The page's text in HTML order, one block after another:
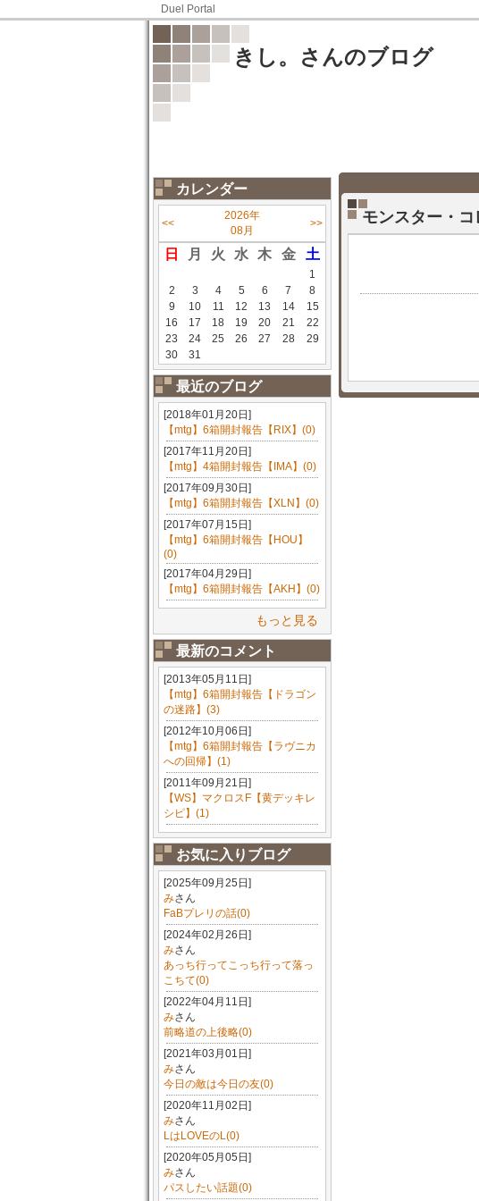
Duel Portal
きし。さんのブログ
カレンダー
<<
2026年
08月
>>
日 月 火 水 木 金 土
1
2
3 4 5 6 7
8
9
10 11 12 13 14
15
16
17 18 19 20 21
22
23
24 25 26 27 28
29
30
31
最近のブログ
[2018年01月20日]
【mtg】6箱開封報告【RIX】(0)
[2017年11月20日]
【mtg】4箱開封報告【IMA】(0)
[2017年09月30日]
【mtg】6箱開封報告【XLN】(0)
[2017年07月15日]
【mtg】6箱開封報告【HOU】
(0)
[2017年04月29日]
【mtg】6箱開封報告【AKH】(0)
もっと見る
最新のコメント
[2013年05月11日]
【mtg】6箱開封報告【ドラゴン
の迷路】(3)
[2012年10月06日]
【mtg】6箱開封報告【ラヴニカ
への回帰】(1)
[2011年09月21日]
【WS】マクロスF【黄デッキレ
シピ】(1)
お気に入りブログ
[2025年09月25日]
みさん
FaBプレリの話(0)
[2024年02月26日]
みさん
あっち行ってこっち行って落っ
こちて(0)
[2022年04月11日]
みさん
前略道の上後略(0)
[2021年03月01日]
みさん
今日の敵は今日の友(0)
[2020年11月02日]
みさん
LはLOVEのL(0)
[2020年05月05日]
みさん
パスしたい話題(0)
モンスター・